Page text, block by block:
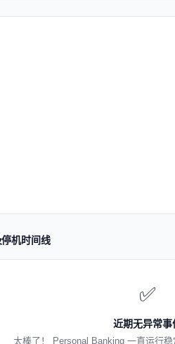
机时间线
✅
近期无异常事
太棒了！ Personal Banking 一直运行稳